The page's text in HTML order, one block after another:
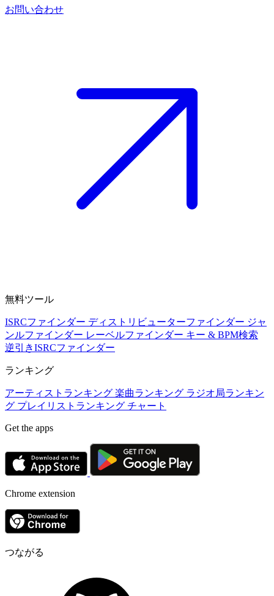
お問い合わせ
無料ツール
ISRCファインダー ディストリビューターファインダー ジャ
ンルファインダー レーベルファインダー キー & BPM検索
逆引きISRCファインダー
ランキング
アーティストランキング 楽曲ランキング ラジオ局ランキン
グ プレイリストランキング チャート
Get the apps
Chrome extension
つながる